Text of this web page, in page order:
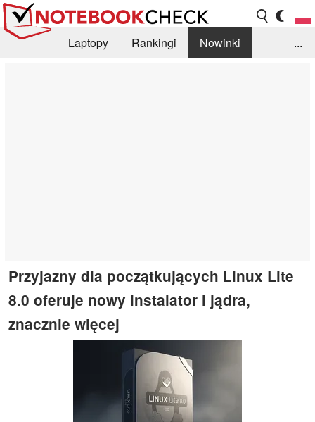
Laptopy Rankingi
Nowinki
...
Przyjazny dla początkujących Linux Lite
8.0 oferuje nowy instalator i jądra,
znacznie więcej